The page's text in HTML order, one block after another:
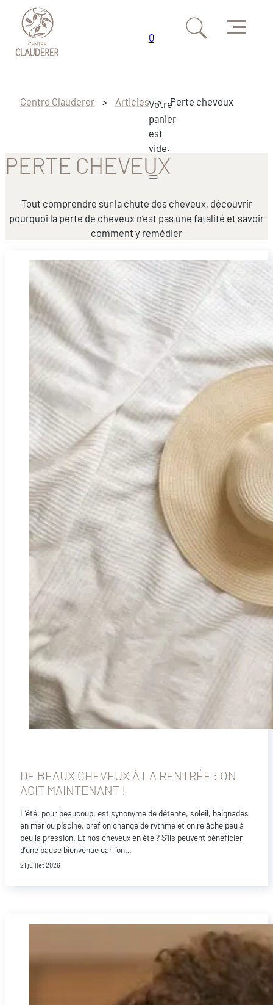
Passer au contenu principal
Passer au pied de page
Menu
0
Votre
panier
est
vide.
Centre Clauderer > Articles > Perte cheveux
PERTE CHEVEUX
Tout comprendre sur la chute des cheveux, découvrir
pourquoi la perte de cheveux n’est pas une fatalité et savoir
comment y remédier
DE BEAUX CHEVEUX À LA RENTRÉE : ON
AGIT MAINTENANT !
L’été, pour beaucoup, est synonyme de détente, soleil, baignades
en mer ou piscine, bref on change de rythme et on relâche peu à
peu la pression. Et nos cheveux en été ? S’ils peuvent bénéficier
d’une pause bienvenue car l’on…
21 juillet 2026